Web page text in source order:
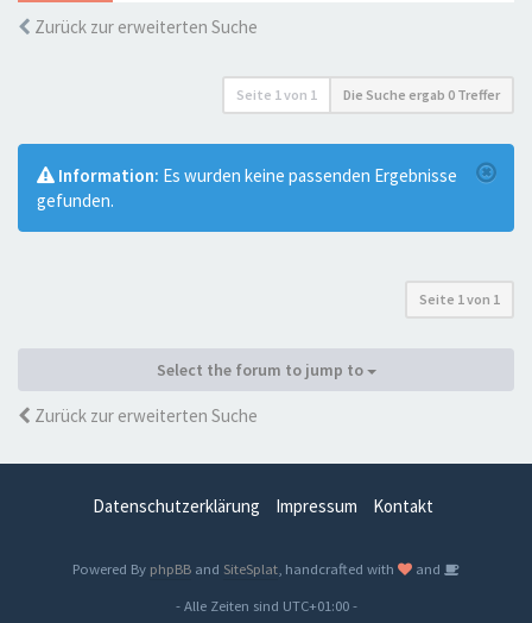
Zurück zur erweiterten Suche
Seite 1von 1 Die Suche ergab 0 Treffer
Information: Es wurden keine passenden Ergebnisse
gefunden.
Seite 1von 1
Select the forum to jump to
Zurück zur erweiterten Suche
Datenschutzerklärung Impressum Kontakt
Powered By phpBB and SiteSplat , handcrafted with
and
- Alle Zeiten sind UTC+01:00-